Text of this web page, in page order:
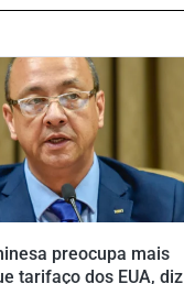
preocupa mais
tarifaço dos EUA, diz